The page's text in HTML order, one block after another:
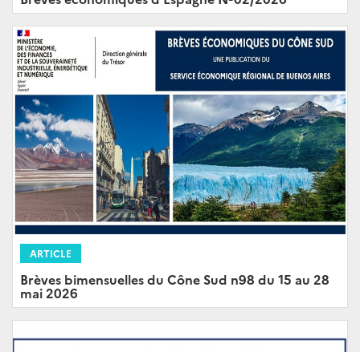
ARTICLE
Brèves bimensuelles du Cône Sud n98 du 15 au 28
mai 2026